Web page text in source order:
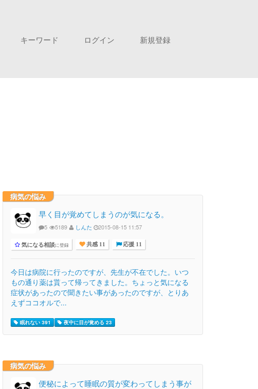
キーワード ログイン
新規登録
病気の悩み
早く目が覚めてしまうのが気になる。
5 5189 しんた 2015-08-15 11:57
気になる相談に登録 共感 11 応援 11
今日は病院に行ったのですが、先生が不在でした。いつ
もの通り薬は貰って帰ってきました。ちょっと気になる
症状があったので聞きたい事があったのですが、とりあ
えずココオルで...
眠れない 391 夜中に目が覚める 23
病気の悩み
便秘によって睡眠の質が変わってしまう事が